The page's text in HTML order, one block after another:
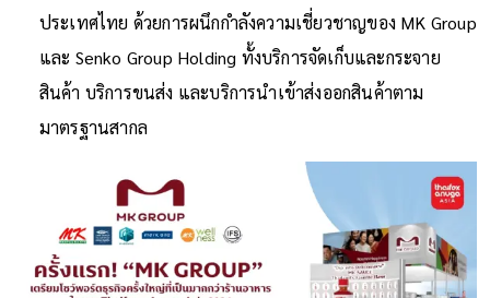
ประเทศไทย ด้วยการผนึกกำลังความเชี่ยวชาญของ MK Group
และ Senko Group Holding ทั้งบริการจัดเก็บและกระจาย
สินค้า บริการขนส่ง และบริการนำเข้าส่งออกสินค้าตาม
มาตรฐานสากล